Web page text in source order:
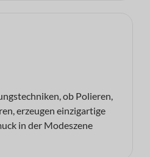
ob Polieren,
erzeugen einzigartige
in der Modeszene